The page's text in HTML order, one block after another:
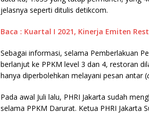
jelasnya seperti ditulis detikcom.
Baca : Kuartal I 2021, Kinerja Emiten
Sebagai informasi, selama Pemberlakuan
berlanjut ke PPKM level 3 dan 4, restoran
hanya diperbolehkan melayani pesan antar (
Pada awal Juli lalu, PHRI Jakarta sudah
selama PPKM Darurat. Ketua PHRI Jakarta